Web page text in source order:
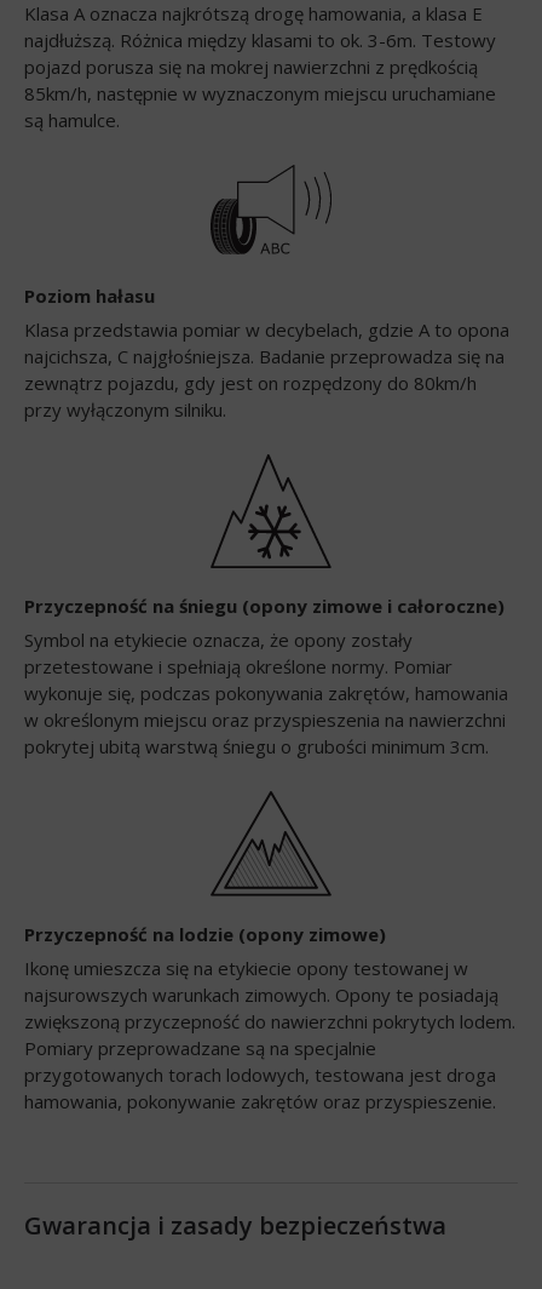
Klasa A oznacza najkrótszą drogę hamowania, a klasa E
najdłuższą. Różnica między klasami to ok. 3-6m. Testowy
pojazd porusza się na mokrej nawierzchni z prędkością
85km/h, następnie w wyznaczonym miejscu uruchamiane
są hamulce.
Poziom hałasu
Klasa przedstawia pomiar w decybelach, gdzie A to opona
najcichsza, C najgłośniejsza. Badanie przeprowadza się na
zewnątrz pojazdu, gdy jest on rozpędzony do 80km/h
przy wyłączonym silniku.
Przyczepność na śniegu (opony zimowe i całoroczne)
Symbol na etykiecie oznacza, że opony zostały
przetestowane i spełniają określone normy. Pomiar
wykonuje się, podczas pokonywania zakrętów, hamowania
w określonym miejscu oraz przyspieszenia na nawierzchni
pokrytej ubitą warstwą śniegu o grubości minimum 3cm.
Przyczepność na lodzie (opony zimowe)
Ikonę umieszcza się na etykiecie opony testowanej w
najsurowszych warunkach zimowych. Opony te posiadają
zwiększoną przyczepność do nawierzchni pokrytych lodem.
Pomiary przeprowadzane są na specjalnie
przygotowanych torach lodowych, testowana jest droga
hamowania, pokonywanie zakrętów oraz przyspieszenie.
Gwarancja i zasady bezpieczeństwa